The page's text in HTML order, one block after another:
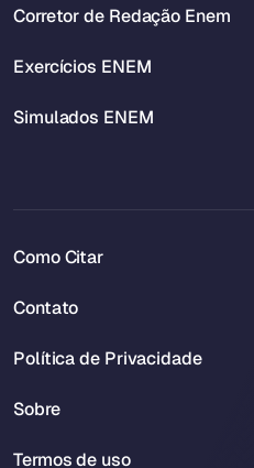
Corretor de Redação Enem
Exercícios ENEM
Simulados ENEM
Como Citar
Contato
Política de Privacidade
Sobre
Termos de uso